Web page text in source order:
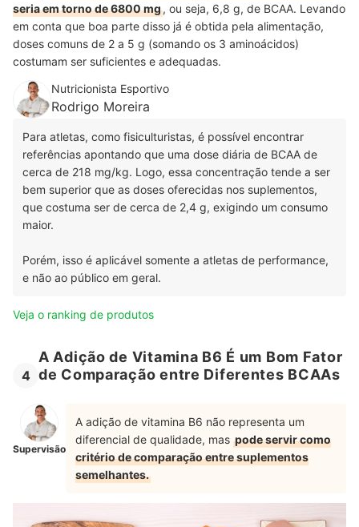
seria em torno de 6800 mg, ou seja, 6,8 g, de BCAA. Levando
em conta que boa parte disso já é obtida pela alimentação,
doses comuns de 2 a 5 g (somando os 3 aminoácidos)
costumam ser suficientes e adequadas.
Nutricionista Esportivo
Rodrigo Moreira
Para atletas, como fisiculturistas, é possível encontrar
referências apontando que uma dose diária de BCAA de
cerca de 218 mg/kg. Logo, essa concentração tende a ser
bem superior que as doses oferecidas nos suplementos,
que costuma ser de cerca de 2,4 g, exigindo um consumo
maior.
Porém, isso é aplicável somente a atletas de performance,
e não ao público em geral.
Veja o ranking de produtos
4
A Adição de Vitamina B6 É um Bom Fator
de Comparação entre Diferentes BCAAs
Supervisão
A adição de vitamina B6 não representa um
diferencial de qualidade, mas pode servir como
critério de comparação entre suplementos
semelhantes.